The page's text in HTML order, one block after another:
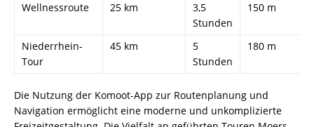
Wellnessroute 25 km
3,5
Stunden
150 m
Niederrhein-
Tour
45 km
5
Stunden
180 m
Die Nutzung der Komoot-App zur Routenplanung und
Navigation ermöglicht eine moderne und unkomplizierte